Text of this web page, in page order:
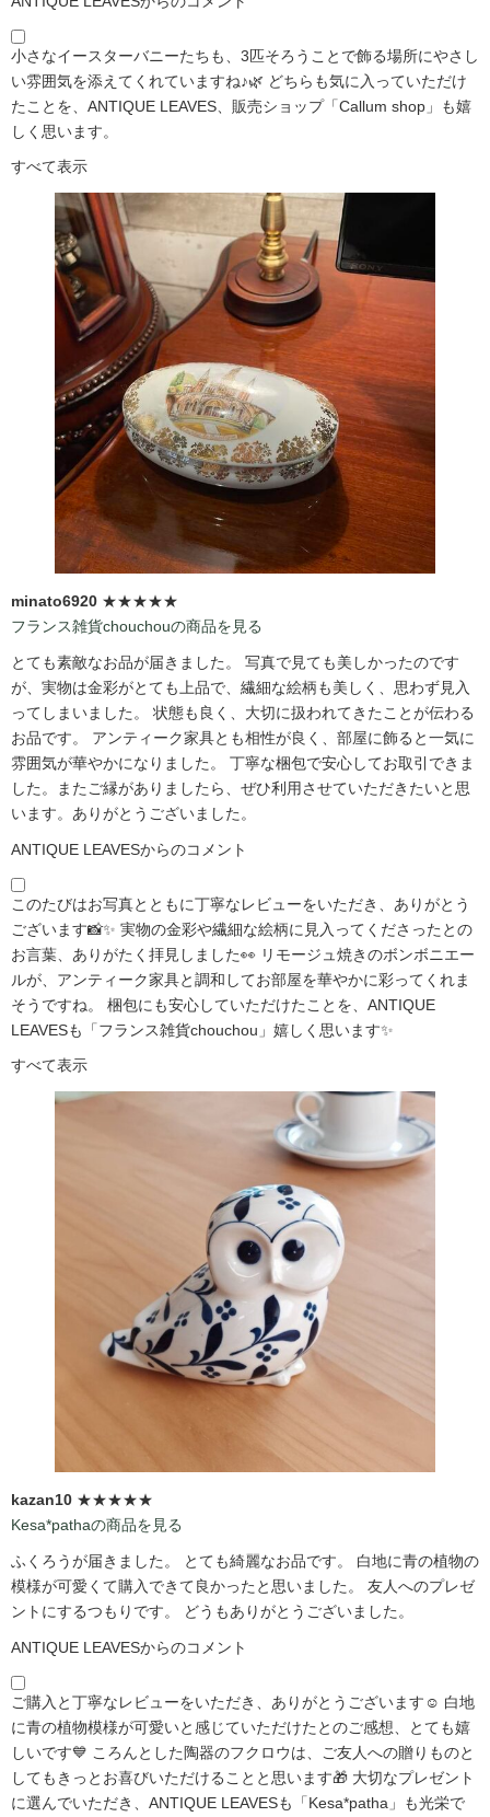
小さなイースターバニーたちも、3匹そろうことで飾る場所にやさし
い雰囲気を添えてくれていますね♪🌿 どちらも気に入っていただけ
たことを、ANTIQUE LEAVES、販売ショップ「Callum shop」も嬉
しく思います。
すべて表示
minato6920 ★★★★★
フランス雑貨chouchouの商品を見る
とても素敵なお品が届きました。 写真で見ても美しかったのです
が、実物は金彩がとても上品で、繊細な絵柄も美しく、思わず見入
ってしまいました。 状態も良く、大切に扱われてきたことが伝わる
お品です。 アンティーク家具とも相性が良く、部屋に飾ると一気に
雰囲気が華やかになりました。 丁寧な梱包で安心してお取引できま
した。またご縁がありましたら、ぜひ利用させていただきたいと思
います。ありがとうございました。
ANTIQUE LEAVESからのコメント
このたびはお写真とともに丁寧なレビューをいただき、ありがとう
ございます📸✨ 実物の金彩や繊細な絵柄に見入ってくださったとの
お言葉、ありがたく拝見しました👀 リモージュ焼きのボンボニエー
ルが、アンティーク家具と調和してお部屋を華やかに彩ってくれま
そうですね。 梱包にも安心していただけたことを、ANTIQUE
LEAVESも「フランス雑貨chouchou」嬉しく思います✨
すべて表示
kazan10 ★★★★★
Kesa*pathaの商品を見る
ふくろうが届きました。 とても綺麗なお品です。 白地に青の植物の
模様が可愛くて購入できて良かったと思いました。 友人へのプレゼ
ントにするつもりです。 どうもありがとうございました。
ANTIQUE LEAVESからのコメント
ご購入と丁寧なレビューをいただき、ありがとうございます☺️ 白地
に青の植物模様が可愛いと感じていただけたとのご感想、とても嬉
しいです💙 ころんとした陶器のフクロウは、ご友人への贈りものと
してもきっとお喜びいただけることと思います🎁 大切なプレゼント
に選んでいただき、ANTIQUE LEAVESも「Kesa*patha」も光栄で